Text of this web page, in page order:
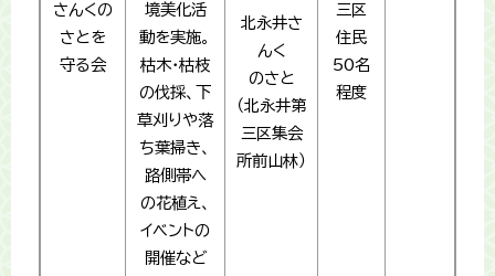
さんくの
さとを
守る会
境美化活
動を実施。
枯木・枯枝
の伐採、下
草刈りや落
ち葉掃き、
路側帯へ
の花植え、
イベントの
開催など
北永井さ
んく
のさと
（北永井第
三区集会
所前山林）
三区
住民
50名
程度